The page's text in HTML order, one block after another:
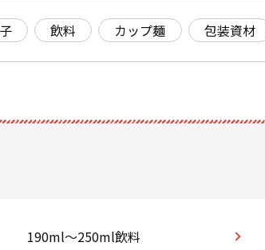
飲料 カップ麺 包装資材
190ml～250ml飲料